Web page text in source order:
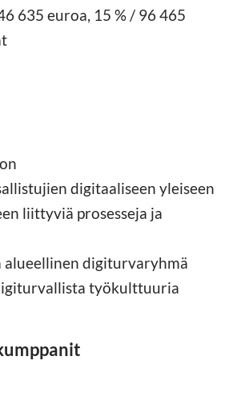
635 euroa, 15 % / 96 465
digitaaliseen yleiseen
liittyviä prosesseja ja
alueellinen digiturvaryhmä
työkulttuuria